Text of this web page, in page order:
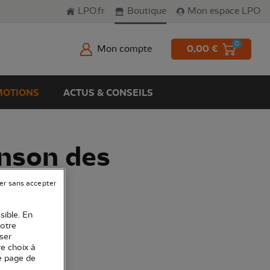
LPO.fr Boutique Mon espace LPO
Mon compte 0,00 € 0
ACTUS & CONSEILS
des
En
choix à
page de
sans accepter